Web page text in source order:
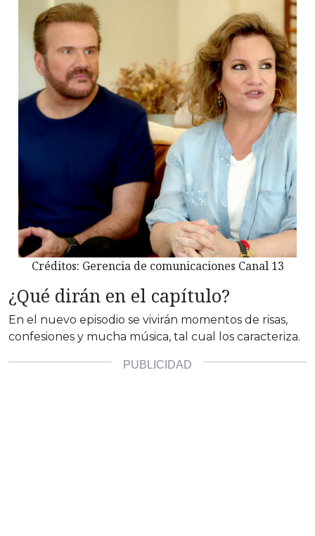
Créditos: Gerencia de comunicaciones Canal 13
¿Qué dirán en el capítulo?
En el nuevo episodio se vivirán momentos de risas,
confesiones y mucha música, tal cual los caracteriza.